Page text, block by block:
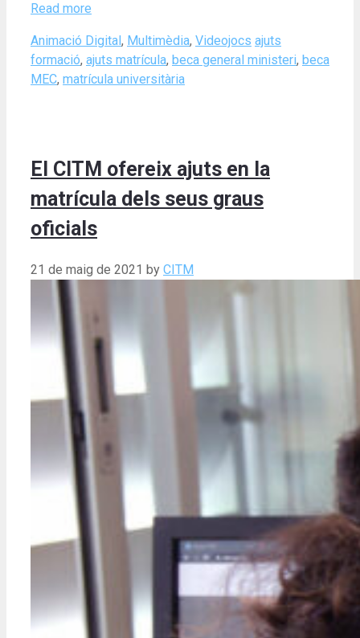
Read more
Categories
Animació Digital , Multimèdia, Videojocs Tags
ajuts
formació, ajuts matrícula, beca general ministeri, beca
MEC, matrícula universitària
El CITM ofereix ajuts en la
matrícula dels seus graus
oficials
21 de maig de 2021 by CITM